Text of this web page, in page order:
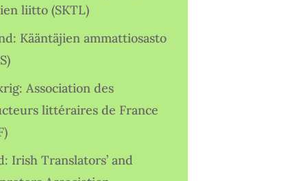
liitto (SKTL)
Kääntäjien ammattiosasto
Association des
littéraires de France
Irish Translators’ and